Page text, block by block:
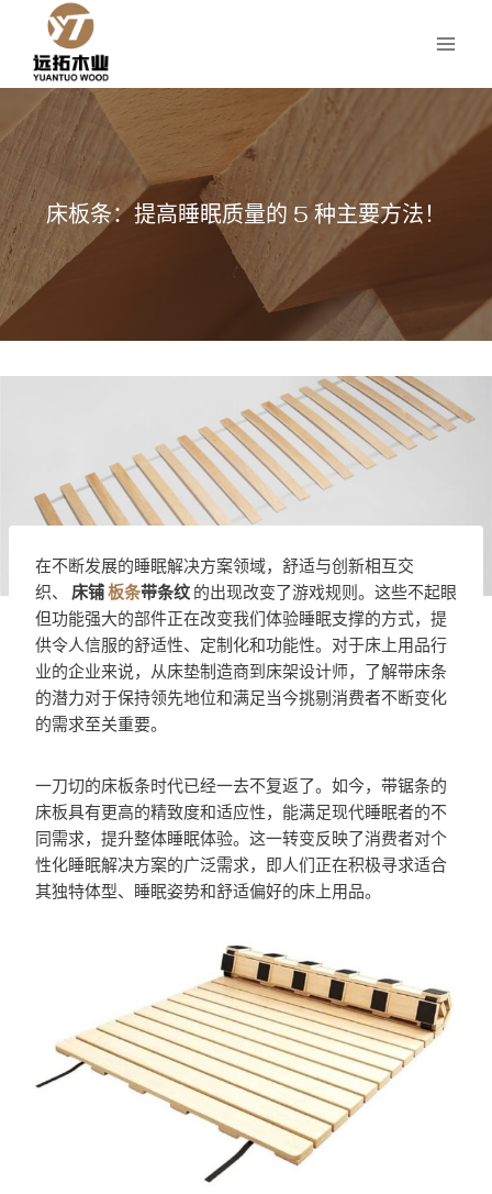
容
床板条：提高睡眠质量的 5 种主要方法！
在不断发展的睡眠解决方案领域，舒适与创新相互交
织、 床铺板条带条纹 的出现改变了游戏规则。这些不起眼
但功能强大的部件正在改变我们体验睡眠支撑的方式，提
供令人信服的舒适性、定制化和功能性。对于床上用品行
业的企业来说，从床垫制造商到床架设计师，了解带床条
的潜力对于保持领先地位和满足当今挑剔消费者不断变化
的需求至关重要。
一刀切的床板条时代已经一去不复返了。如今，带锯条的
床板具有更高的精致度和适应性，能满足现代睡眠者的不
同需求，提升整体睡眠体验。这一转变反映了消费者对个
性化睡眠解决方案的广泛需求，即人们正在积极寻求适合
其独特体型、睡眠姿势和舒适偏好的床上用品。